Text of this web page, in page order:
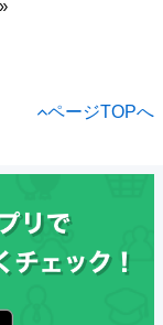
ページTOPへ